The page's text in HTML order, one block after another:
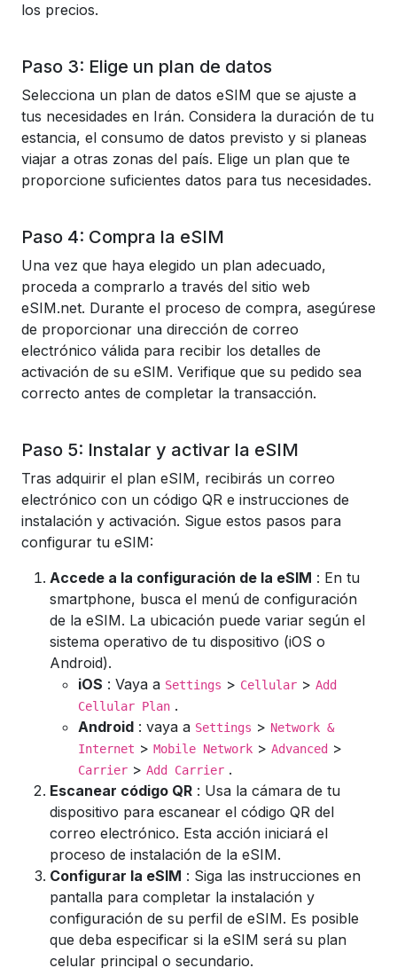
los precios.
Paso 3: Elige un plan de datos
Selecciona un plan de datos eSIM que se ajuste a
tus necesidades en Irán. Considera la duración de tu
estancia, el consumo de datos previsto y si planeas
viajar a otras zonas del país. Elige un plan que te
proporcione suficientes datos para tus necesidades.
Paso 4: Compra la eSIM
Una vez que haya elegido un plan adecuado,
proceda a comprarlo a través del sitio web
eSIM.net. Durante el proceso de compra, asegúrese
de proporcionar una dirección de correo
electrónico válida para recibir los detalles de
activación de su eSIM. Verifique que su pedido sea
correcto antes de completar la transacción.
Paso 5: Instalar y activar la eSIM
Tras adquirir el plan eSIM, recibirás un correo
electrónico con un código QR e instrucciones de
instalación y activación. Sigue estos pasos para
configurar tu eSIM:
Accede a la configuración de la eSIM : En tu
smartphone, busca el menú de configuración
de la eSIM. La ubicación puede variar según el
sistema operativo de tu dispositivo (iOS o
Android).
iOS : Vaya a Settings > Cellular > Add
Cellular Plan .
Android : vaya a Settings > Network &
Internet > Mobile Network > Advanced >
Carrier > Add Carrier .
Escanear código QR : Usa la cámara de tu
dispositivo para escanear el código QR del
correo electrónico. Esta acción iniciará el
proceso de instalación de la eSIM.
Configurar la eSIM : Siga las instrucciones en
pantalla para completar la instalación y
configuración de su perfil de eSIM. Es posible
que deba especificar si la eSIM será su plan
celular principal o secundario.